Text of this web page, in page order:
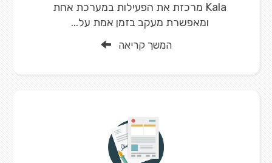
Kala מרכזת את הפעילות במערכת אחת
ומאפשרת מעקב בזמן אמת על...
המשך קריאה